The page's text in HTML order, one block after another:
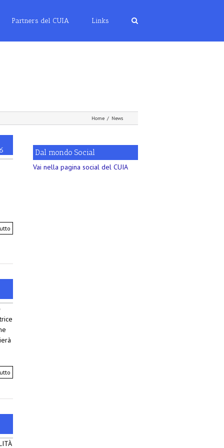
Partners del CUIA Links
Home / News
Dal mondo Social
Vai nella pagina social del CUIA